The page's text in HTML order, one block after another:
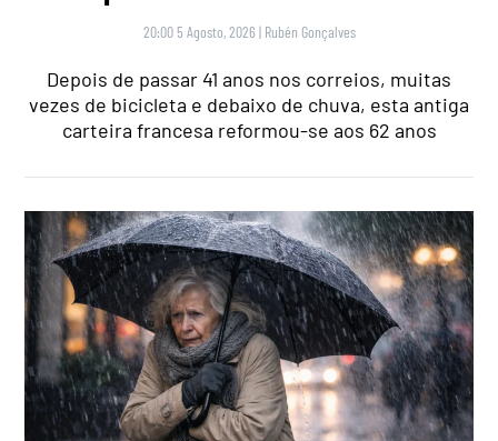
20:00 5 Agosto, 2026 | Rubén Gonçalves
Depois de passar 41 anos nos correios, muitas
vezes de bicicleta e debaixo de chuva, esta antiga
carteira francesa reformou-se aos 62 anos